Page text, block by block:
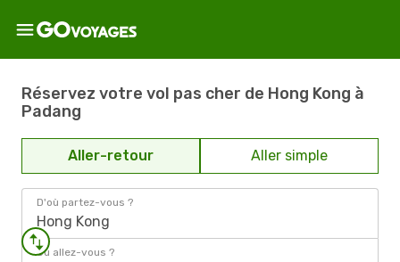
Réservez votre vol pas cher de Hong Kong à
Padang
Aller-retour Aller simple
D'où partez-vous ?
Hong Kong
Où allez-vous ?